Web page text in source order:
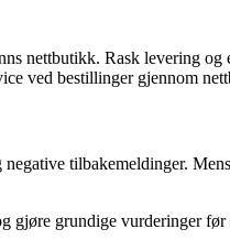
nettbutikk. Rask levering
ved bestillinger gjennom
tilbakemeldinger.
gjøre grundige vurderinger